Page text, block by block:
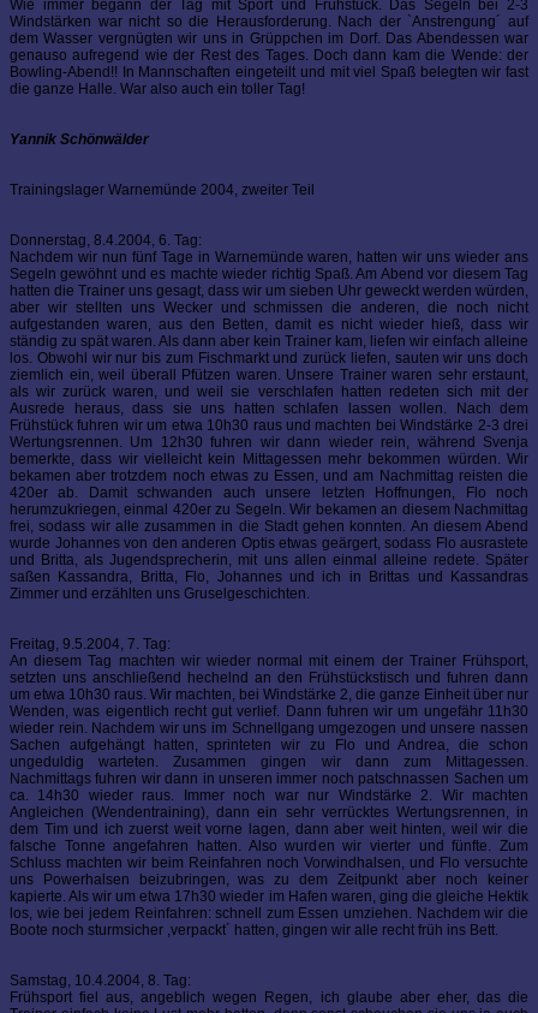
Wie immer begann der Tag mit Sport und Frühstück. Das Segeln bei 2-3
Windstärken war nicht so die Herausforderung. Nach der `Anstrengung´ auf
dem Wasser vergnügten wir uns in Grüppchen im Dorf. Das Abendessen war
genauso aufregend wie der Rest des Tages. Doch dann kam die Wende: der
Bowling-Abend!! In Mannschaften eingeteilt und mit viel Spaß belegten wir fast
die ganze Halle. War also auch ein toller Tag!
Yannik Schönwälder
Trainingslager Warnemünde 2004, zweiter Teil
Donnerstag, 8.4.2004, 6. Tag:
Nachdem wir nun fünf Tage in Warnemünde waren, hatten wir uns wieder ans
Segeln gewöhnt und es machte wieder richtig Spaß. Am Abend vor diesem Tag
hatten die Trainer uns gesagt, dass wir um sieben Uhr geweckt werden würden,
aber wir stellten uns Wecker und schmissen die anderen, die noch nicht
aufgestanden waren, aus den Betten, damit es nicht wieder hieß, dass wir
ständig zu spät waren. Als dann aber kein Trainer kam, liefen wir einfach alleine
los. Obwohl wir nur bis zum Fischmarkt und zurück liefen, sauten wir uns doch
ziemlich ein, weil überall Pfützen waren. Unsere Trainer waren sehr erstaunt,
als wir zurück waren, und weil sie verschlafen hatten redeten sich mit der
Ausrede heraus, dass sie uns hatten schlafen lassen wollen. Nach dem
Frühstück fuhren wir um etwa 10h30 raus und machten bei Windstärke 2-3 drei
Wertungsrennen. Um 12h30 fuhren wir dann wieder rein, während Svenja
bemerkte, dass wir vielleicht kein Mittagessen mehr bekommen würden. Wir
bekamen aber trotzdem noch etwas zu Essen, und am Nachmittag reisten die
420er ab. Damit schwanden auch unsere letzten Hoffnungen, Flo noch
herumzukriegen, einmal 420er zu Segeln. Wir bekamen an diesem Nachmittag
frei, sodass wir alle zusammen in die Stadt gehen konnten. An diesem Abend
wurde Johannes von den anderen Optis etwas geärgert, sodass Flo ausrastete
und Britta, als Jugendsprecherin, mit uns allen einmal alleine redete. Später
saßen Kassandra, Britta, Flo, Johannes und ich in Brittas und Kassandras
Zimmer und erzählten uns Gruselgeschichten.
Freitag, 9.5.2004, 7. Tag:
An diesem Tag machten wir wieder normal mit einem der Trainer Frühsport,
setzten uns anschließend hechelnd an den Frühstückstisch und fuhren dann
um etwa 10h30 raus. Wir machten, bei Windstärke 2, die ganze Einheit über nur
Wenden, was eigentlich recht gut verlief. Dann fuhren wir um ungefähr 11h30
wieder rein. Nachdem wir uns im Schnellgang umgezogen und unsere nassen
Sachen aufgehängt hatten, sprinteten wir zu Flo und Andrea, die schon
ungeduldig warteten. Zusammen gingen wir dann zum Mittagessen.
Nachmittags fuhren wir dann in unseren immer noch patschnassen Sachen um
ca. 14h30 wieder raus. Immer noch war nur Windstärke 2. Wir machten
Angleichen (Wendentraining), dann ein sehr verrücktes Wertungsrennen, in
dem Tim und ich zuerst weit vorne lagen, dann aber weit hinten, weil wir die
falsche Tonne angefahren hatten. Also wurden wir vierter und fünfte. Zum
Schluss machten wir beim Reinfahren noch Vorwindhalsen, und Flo versuchte
uns Powerhalsen beizubringen, was zu dem Zeitpunkt aber noch keiner
kapierte. Als wir um etwa 17h30 wieder im Hafen waren, ging die gleiche Hektik
los, wie bei jedem Reinfahren: schnell zum Essen umziehen. Nachdem wir die
Boote noch sturmsicher ,verpackt´ hatten, gingen wir alle recht früh ins Bett.
Samstag, 10.4.2004, 8. Tag:
Frühsport fiel aus, angeblich wegen Regen, ich glaube aber eher, das die